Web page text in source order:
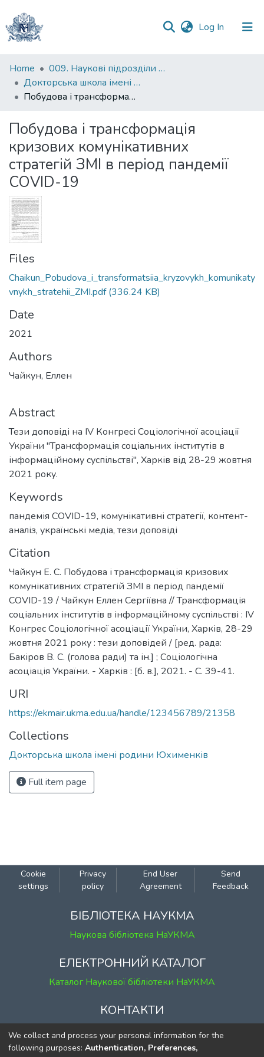
Log In (current)
Communities
&
Collections
Statistics
Home
009. Наукові підрозділи НаУКМА
Докторська школа імені родини Юхименків
Побудова і трансформація кризових комунікативних стратегій ЗМІ в період пандемії COVID-19
Побудова і трансформація
кризових комунікативних
стратегій ЗМІ в період пандемії
COVID-19
Files
Chaikun_Pobudova_i_transformatsiia_kryzovykh_komunikaty
vnykh_stratehii_ZMI.pdf(336.24 KB)
Date
2021
Authors
Чайкун, Еллен
Abstract
Тези доповіді на IV Конгресі Соціологічної асоціації
України "Трансформація соціальних інститутів в
інформаційному суспільстві", Харків від 28-29 жовтня
2021 року.
Keywords
пандемія COVID-19, комунікативні стратегії, контент-
аналіз, українські медіа, тези доповіді
Citation
Чайкун Е. С. Побудова і трансформація кризових
комунікативних стратегій ЗМІ в період пандемії
COVID-19 / Чайкун Еллен Сергіївна // Трансформація
соціальних інститутів в інформаційному суспільстві : IV
Конгрес Соціологічної асоціації України, Харків, 28-29
жовтня 2021 року : тези доповідей / [ред. рада:
Бакіров В. С. (голова ради) та ін.] ; Соціологічна
асоціація України. - Харків : [б. в.], 2021. - С. 39-41.
URI
https://ekmair.ukma.edu.ua/handle/123456789/21358
Collections
Докторська школа імені родини Юхименків
Full item page
Cookie
settings
Privacy
policy
End User
Agreement
Send
Feedback
БІБЛІОТЕКА НАУКМА
Наукова бібліотека НаУКМА
ЕЛЕКТРОННИЙ КАТАЛОГ
Каталог Наукової бібліотеки НаУКМА
КОНТАКТИ
м. Київ, вул. Григорія Сковороди, 2
к. 1, к. 120
We collect and process your personal information for the
following purposes: Authentication, Preferences,